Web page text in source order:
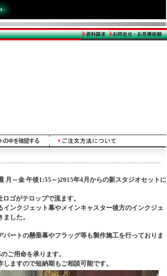
月～金 午後1:55～)2015年4月からの新スタジオセットに
ゴがテロップで流ます。
インクジェット幕やメインキャスター後方のインクジェ
した。
ートの懸垂幕やフラッグ等も製作施工を行っておりま
ご用命を承ります。
ますので短納期もご相談可能です。